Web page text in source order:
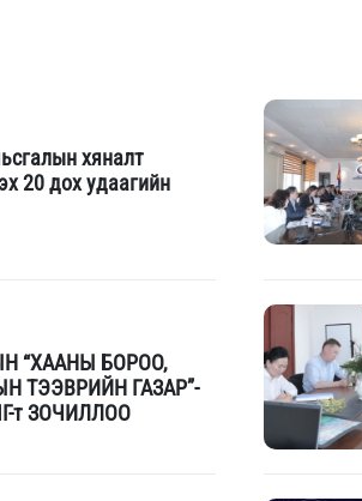
хяналт
20 дох удаагийн
“ХААНЫ БОРОО,
ТЭЭВРИЙН ГАЗАР”-
т ЗОЧИЛЛОО